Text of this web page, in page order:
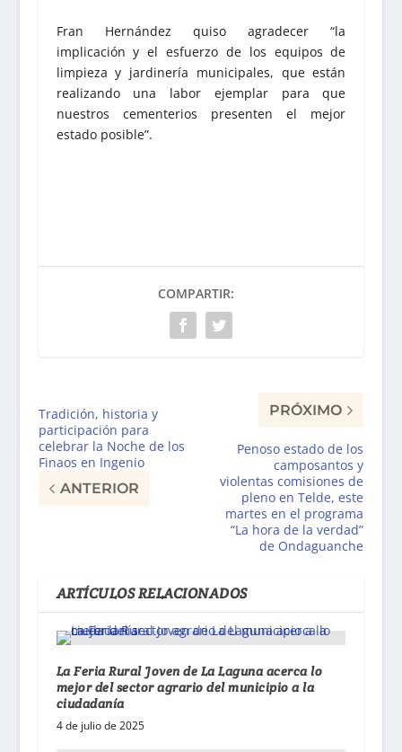
Fran Hernández quiso agradecer “la
implicación y el esfuerzo de los equipos de
limpieza y jardinería municipales, que están
realizando una labor ejemplar para que
nuestros cementerios presenten el mejor
estado posible”.
COMPARTIR:
Tradición, historia y
participación para
celebrar la Noche de los
Finaos en Ingenio
ANTERIOR
PRÓXIMO
Penoso estado de los
camposantos y
violentas comisiones de
pleno en Telde, este
martes en el programa
“La hora de la verdad”
de Ondaguanche
ARTÍCULOS RELACIONADOS
La Feria Rural Joven de La Laguna acerca lo
mejor del sector agrario del municipio a la
ciudadanía
4 de julio de 2025